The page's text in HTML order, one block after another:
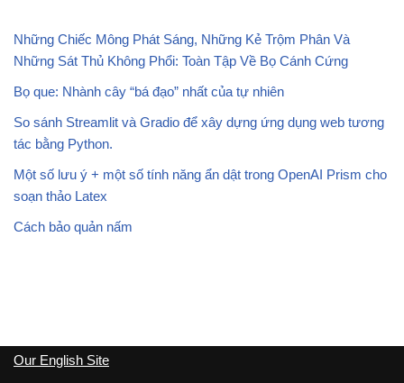
Những Chiếc Mông Phát Sáng, Những Kẻ Trộm Phân Và
Những Sát Thủ Không Phổi: Toàn Tập Về Bọ Cánh Cứng
Bọ que: Nhành cây “bá đạo” nhất của tự nhiên
So sánh Streamlit và Gradio để xây dựng ứng dụng web tương
tác bằng Python.
Một số lưu ý + một số tính năng ẩn dật trong OpenAI Prism cho
soạn thảo Latex
Cách bảo quản nấm
Our English Site